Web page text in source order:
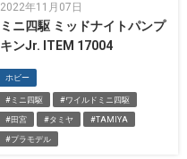
2022年11月07日
ミニ四駆 ミッドナイトパンプ
キンJr. ITEM 17004
ホビー
#ミニ四駆 #ワイルドミニ四駆
#田宮 #タミヤ #TAMIYA
#プラモデル